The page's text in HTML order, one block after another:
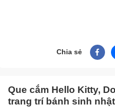
Chia sẻ
Que cắm Hello Kitty,
trang trí bánh sinh